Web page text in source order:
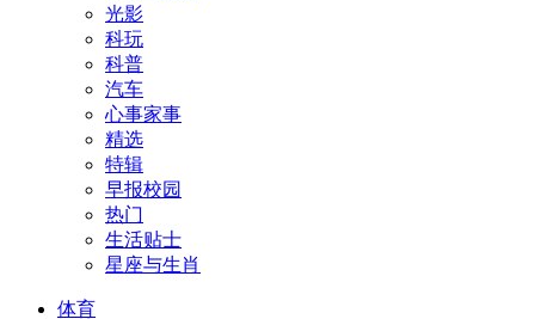
光影
科玩
科普
汽车
心事家事
精选
特辑
早报校园
热门
生活贴士
星座与生肖
体育